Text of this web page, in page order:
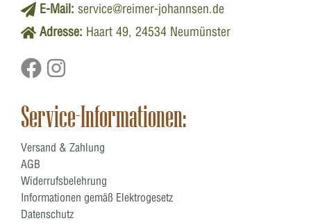
E-Mail: service@reimer-johannsen.de
Adresse: Haart 49, 24534 Neumünster
Service-Informationen:
Versand & Zahlung
AGB
Widerrufsbelehrung
Informationen gemäß Elektrogesetz
Datenschutz